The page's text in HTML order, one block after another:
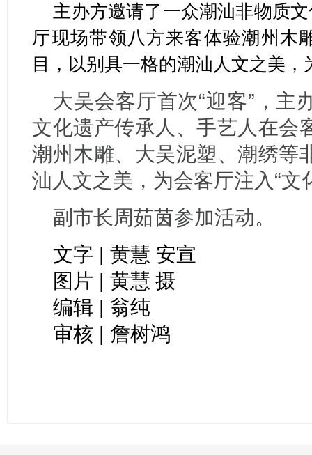
主办方邀请了一众潮汕非物质
厅现场带领八方来客体验潮州木
目，以别具一格的潮汕人文之美，
大吴会客厅首次“迎客”，主
文化遗产传承人、手艺人在会
潮州木雕、大吴泥塑、潮绣等
汕人文之美，为会客厅注入“文
副市长周茹茵参加活动。
文字 | 黄慧 安宣
图片 |黄慧 摄
编辑 | 翁纯
审核 | 詹树鸿